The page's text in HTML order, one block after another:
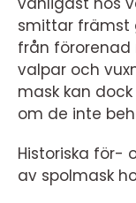
smittar främst
från förorenad
valpar och
mask kan
om de inte
Historiska för-
av spolmask